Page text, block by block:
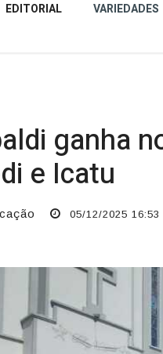
EDITORIAL VARIEDADES
ganha
e Icatu
05/12/2025 16:53